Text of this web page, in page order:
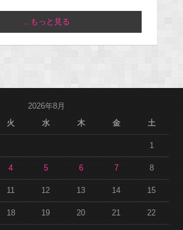
...もっと見る
2026年8月
火 水 木 金 土
1
4 5 6 7 8
11 12 13 14 15
18 19 20 21 22